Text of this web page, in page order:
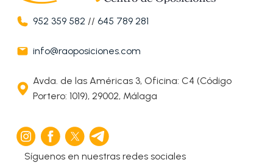
952 359 582 //645 789 281
info@raoposiciones.com
Avda. de las Américas 3, Oficina: C4 (Código
Portero: 1019), 29002, Málaga
Síguenos en nuestras redes sociales